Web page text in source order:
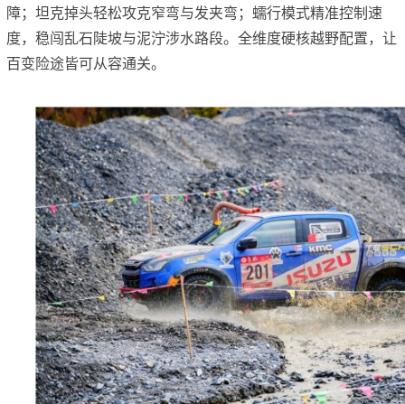
障；坦克掉头轻松攻克窄弯与发夹弯；蠕行模式精准控制速
度，稳闯乱石陡坡与泥泞涉水路段。全维度硬核越野配置，让
百变险途皆可从容通关。